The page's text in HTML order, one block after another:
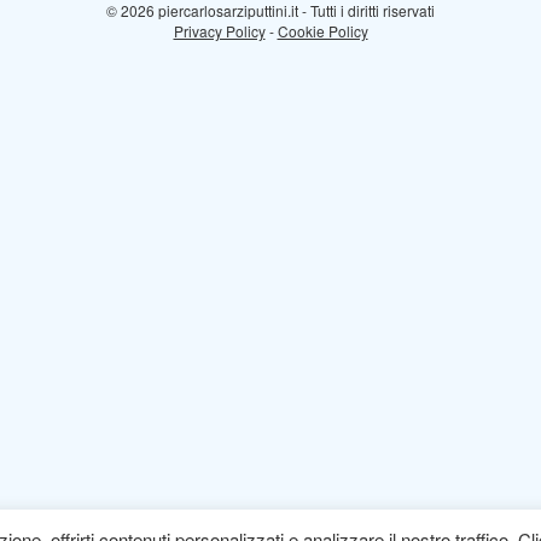
© 2026 piercarlosarziputtini.it - Tutti i diritti riservati
Privacy Policy-Cookie Policy